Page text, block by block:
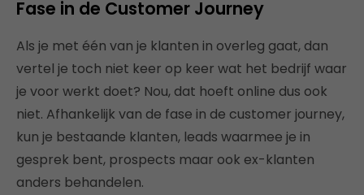
Fase in de Customer Journey
Als je met één van je klanten in overleg gaat, dan
vertel je toch niet keer op keer wat het bedrijf waar
je voor werkt doet? Nou, dat hoeft online dus ook
niet. Afhankelijk van de fase in de customer journey,
kun je bestaande klanten, leads waarmee je in
gesprek bent, prospects maar ook ex-klanten
anders behandelen.